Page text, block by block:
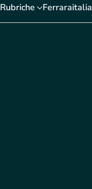
Rubriche Ferraraitalia